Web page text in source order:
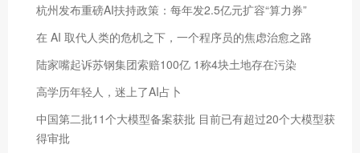
杭州发布重磅AI扶持政策：每年发2.5亿元扩容“算力券”
在 AI 取代人类的危机之下，一个程序员的焦虑治愈之路
陆家嘴起诉苏钢集团索赔100亿 1称4块土地存在污染
高学历年轻人，迷上了AI占卜
中国第二批11个大模型备案获批 目前已有超过20个大模型获
得审批